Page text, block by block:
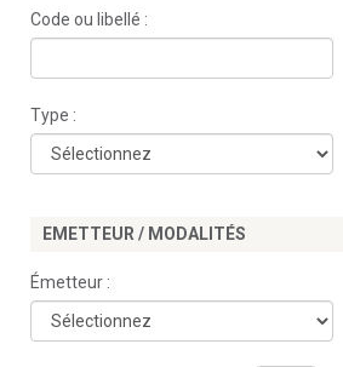
Code ou libellé :
Type :
EMETTEUR / MODALITÉS
Émetteur :